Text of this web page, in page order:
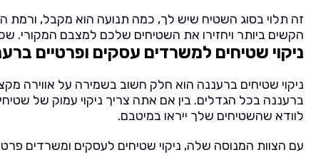
זה תלוי בסוג השטיח שיש לך, כמה תנועה הוא מקבל, ורמת
הקשים ביותר ויחזירו את השטיחים שלכם למצבם המקורי.
ניקוי שטיחים למשרדים עסקים ופרטיים
ניקוי שטיחים ברעננה הוא חלק חשוב בשמירה על אווירה
ברעננה בכל הגדלים. בין אם אתה צריך ניקוי עמוק של
לוודא שהשטיחים שלך ייראו במיטבם.
עם הצוות המנוסה שלה, ניקוי שטיחים לעסקים ומשרדים